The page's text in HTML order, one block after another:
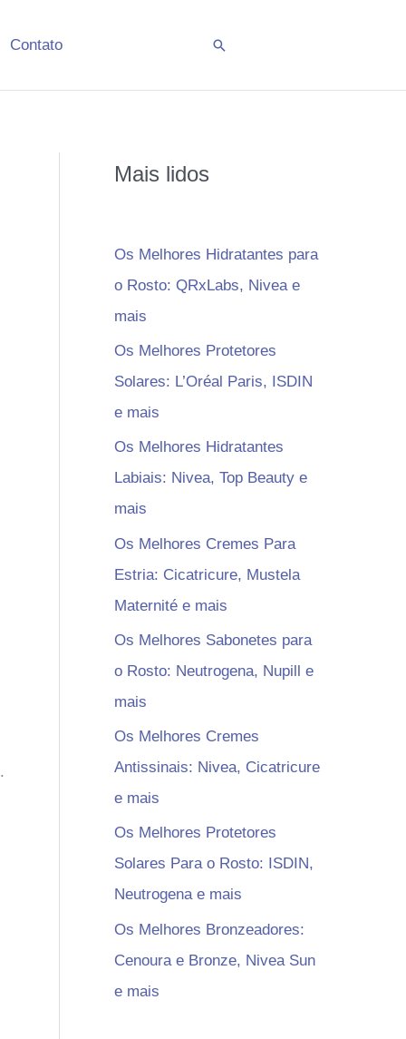
Contato Pesquisar
Mais lidos
Os Melhores Hidratantes para
o Rosto: QRxLabs, Nivea e
mais
Os Melhores Protetores
Solares: L’Oréal Paris, ISDIN
e mais
Os Melhores Hidratantes
Labiais: Nivea, Top Beauty e
mais
Os Melhores Cremes Para
Estria: Cicatricure, Mustela
Maternité e mais
Os Melhores Sabonetes para
o Rosto: Neutrogena, Nupill e
mais
Os Melhores Cremes
Antissinais: Nivea, Cicatricure
e mais
Os Melhores Protetores
Solares Para o Rosto: ISDIN,
Neutrogena e mais
Os Melhores Bronzeadores:
Cenoura e Bronze, Nivea Sun
e mais